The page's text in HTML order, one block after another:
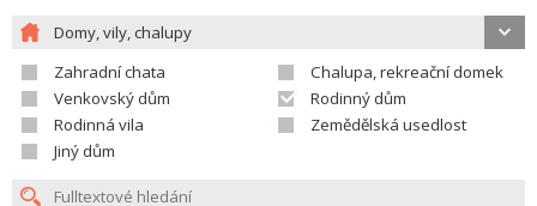
Domy, vily, chalupy
Zahradní chata
Chalupa, rekreační domek
Venkovský dům
Rodinný dům
Rodinná vila
Zemědělská usedlost
Jiný dům